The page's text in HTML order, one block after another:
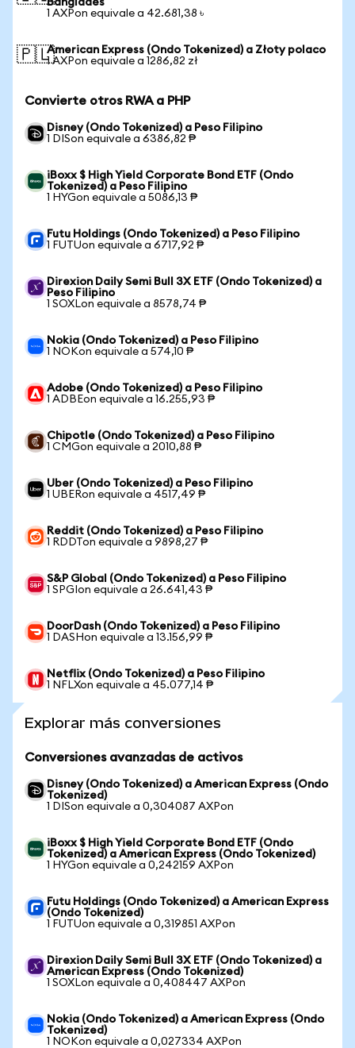
Bangladés
1 AXPon equivale a 42.681,38 ৳
🇵🇱American Express (Ondo Tokenized) a Złoty polaco
1 AXPon equivale a 1286,82 zł
Convierte otros RWA a PHP
Disney (Ondo Tokenized) a Peso Filipino
1 DISon equivale a 6386,82 ₱
iBoxx $ High Yield Corporate Bond ETF (Ondo
Tokenized) a Peso Filipino
1 HYGon equivale a 5086,13 ₱
Futu Holdings (Ondo Tokenized) a Peso Filipino
1 FUTUon equivale a 6717,92 ₱
Direxion Daily Semi Bull 3X ETF (Ondo Tokenized) a
Peso Filipino
1 SOXLon equivale a 8578,74 ₱
Nokia (Ondo Tokenized) a Peso Filipino
1 NOKon equivale a 574,10 ₱
Adobe (Ondo Tokenized) a Peso Filipino
1 ADBEon equivale a 16.255,93 ₱
Chipotle (Ondo Tokenized) a Peso Filipino
1 CMGon equivale a 2010,88 ₱
Uber (Ondo Tokenized) a Peso Filipino
1 UBERon equivale a 4517,49 ₱
Reddit (Ondo Tokenized) a Peso Filipino
1 RDDTon equivale a 9898,27 ₱
S&P Global (Ondo Tokenized) a Peso Filipino
1 SPGIon equivale a 26.641,43 ₱
DoorDash (Ondo Tokenized) a Peso Filipino
1 DASHon equivale a 13.156,99 ₱
Netflix (Ondo Tokenized) a Peso Filipino
1 NFLXon equivale a 45.077,14 ₱
Explorar más conversiones
Conversiones avanzadas de activos
Disney (Ondo Tokenized) a American Express (Ondo
Tokenized)
1 DISon equivale a 0,304087 AXPon
iBoxx $ High Yield Corporate Bond ETF (Ondo
Tokenized) a American Express (Ondo Tokenized)
1 HYGon equivale a 0,242159 AXPon
Futu Holdings (Ondo Tokenized) a American Express
(Ondo Tokenized)
1 FUTUon equivale a 0,319851 AXPon
Direxion Daily Semi Bull 3X ETF (Ondo Tokenized) a
American Express (Ondo Tokenized)
1 SOXLon equivale a 0,408447 AXPon
Nokia (Ondo Tokenized) a American Express (Ondo
Tokenized)
1 NOKon equivale a 0,027334 AXPon